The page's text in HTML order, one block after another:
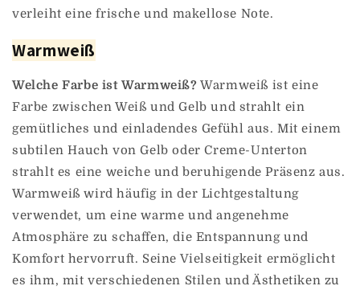
verleiht eine frische und makellose Note.
Warmweiß
Welche Farbe ist Warmweiß? Warmweiß ist eine
Farbe zwischen Weiß und Gelb und strahlt ein
gemütliches und einladendes Gefühl aus. Mit einem
subtilen Hauch von Gelb oder Creme-Unterton
strahlt es eine weiche und beruhigende Präsenz aus.
Warmweiß wird häufig in der Lichtgestaltung
verwendet, um eine warme und angenehme
Atmosphäre zu schaffen, die Entspannung und
Komfort hervorruft. Seine Vielseitigkeit ermöglicht
es ihm, mit verschiedenen Stilen und Ästhetiken zu